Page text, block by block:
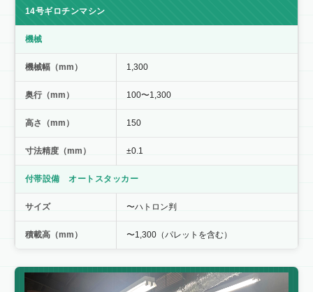
14号ギロチンマシン
機械
機械幅（mm） 1,300
奥行（mm） 100〜1,300
高さ（mm） 150
寸法精度（mm） ±0.1
付帯設備 オートスタッカー
サイズ 〜ハトロン判
積載高（mm） 〜1,300（パレットを含む）